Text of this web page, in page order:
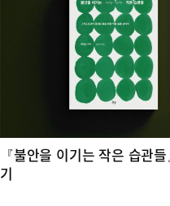
『불안을 이기는 작은 습관
기